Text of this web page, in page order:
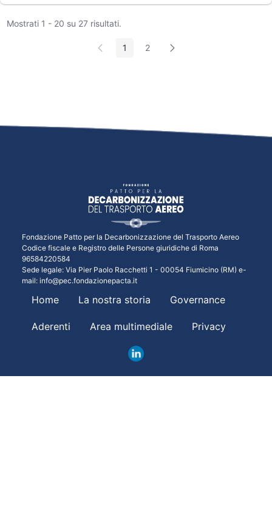
Mostrati 1 - 20 su 27 risultati.
Pagina
1 Pagina
2
Fondazione Patto per la Decarbonizzazione del Trasporto Aereo
Codice fiscale e Registro delle Persone giuridiche di Roma
96584220584
Sede legale: Via Pier Paolo Racchetti 1 - 00054 Fiumicino (RM) e-
mail: info@pec.fondazionepacta.it
Home La nostra storia Governance
Aderenti Area multimediale Privacy